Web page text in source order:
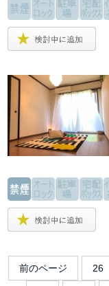
前のページ 26